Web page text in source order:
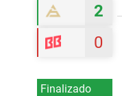
2
0
Finalizado